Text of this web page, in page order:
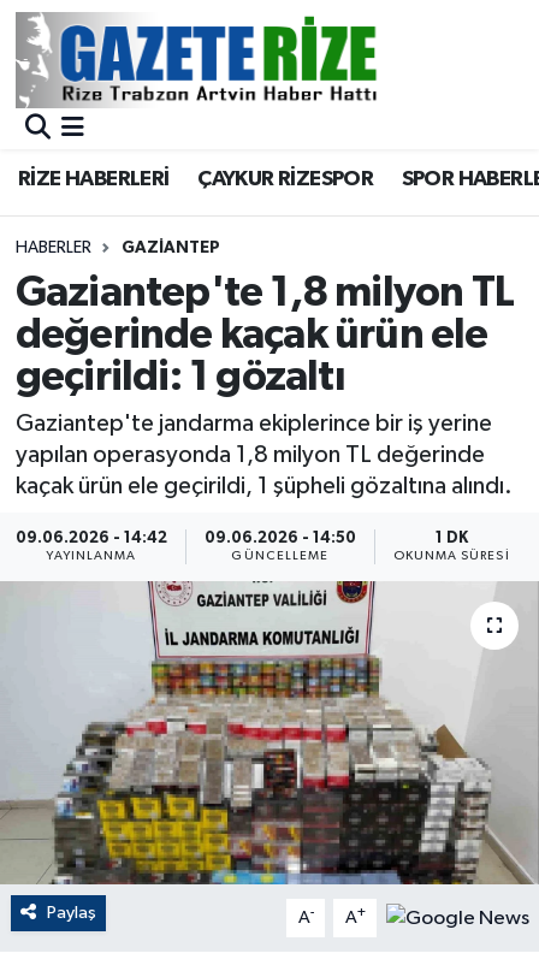
RİZE HABERLERİ ÇAYKUR RİZESPOR SPOR
HABERLER GAZIANTEP
Gaziantep'te 1,8 milyon TL
değerinde kaçak ürün ele
geçirildi: 1 gözaltı
Gaziantep'te jandarma ekiplerince bir iş yerine
yapılan operasyonda 1,8 milyon TL değerinde
kaçak ürün ele geçirildi, 1 şüpheli gözaltına alındı.
09.06.2026 - 14:42
YAYINLANMA
09.06.2026 - 14:50
GÜNCELLEME
1 DK
OKUNMA SÜRESI
Paylaş A- A+
BÖLGEMİZ
Asayiş
Rize Jandarma Komutanlığı
Bilim Teknoloji
Bölge
Advertising news
ÇEVRE
Dış Haberler
EĞİTİM
EKONOMİ
English News
Merkez Nöbetçi Eczaneler
Merkez Trafik Yoğunluk Haritası
Süper Lig Puan Durumu ve Fikstür
Tüm Manşetler
Son Dakika Haberleri
Haber Arşivi